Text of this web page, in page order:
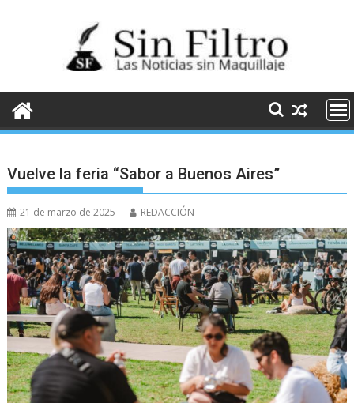
Vuelve la feria “Sabor a Buenos Aires”
21 de marzo de 2025 REDACCIÓN